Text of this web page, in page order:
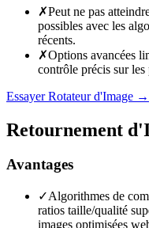
✗Peut ne pas
possibles avec les
récents.
✗Options avancées
contrôle précis sur les
Essayer Rotateur d'Image →
Retournement
Avantages
✓Algorithmes de
ratios taille/qualité
images optimisées